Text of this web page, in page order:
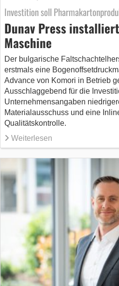
Investition soll
Dunav Press
Maschine
Der bulgarische
erstmals eine
Advance von Komori in Betrieb
Ausschlaggebend für die
Unternehmensangaben
Materialausschuss und eine
Qualitätskontrolle.
Weiterlesen